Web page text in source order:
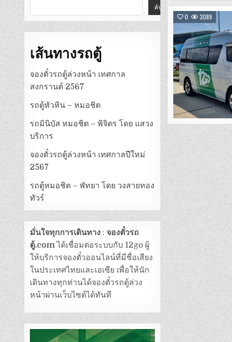
0 3089
ค้นหา
เส้นทางรถตู้
จองตั๋วรถตู้ล่วงหน้า เทศกาล
สงกรานต์ 2567
รถตู้หัวหิน – หมอชิต
รถมินิบัส หมอชิต – พิจิตร โดย แสวง
บริการ
จองตั๋วรถตู้ล่วงหน้า เทศกาลปีใหม่
2567
รถตู้หมอชิต – พัทยา โดย วงสายทอง
ทัวร์
มั่นใจทุกการเดินทาง :จองตั๋วรถ
ตู้.comได้เชื่อมต่อระบบกับ 12go ผู้
ให้บริการจองตั๋วออนไลน์ที่มีชื่อเสียง
ในประเทศไทยและเอเซีย เพื่อให้นัก
เดินทางทุกท่านได้จองตั๋วรถตู้ล่วง
หน้าผ่านเว็บไซต์ได้ทันที